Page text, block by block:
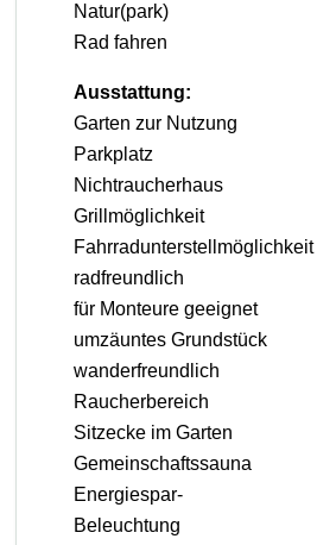
Natur(park)
Rad fahren
Ausstattung:
Garten zur Nutzung
Parkplatz
Nichtraucherhaus
Grillmöglichkeit
Fahrradunterstellmöglichkeit
radfreundlich
für Monteure geeignet
umzäuntes Grundstück
wanderfreundlich
Raucherbereich
Sitzecke im Garten
Gemeinschaftssauna
Energiespar-
Beleuchtung